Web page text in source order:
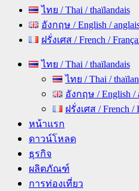
ไทย / Thai / thaïlandais
อังกฤษ / English /
ฝรั่งเศส / French /
Primary ไทย / Thai / thaïlandais
ไทย / Thai /
อังกฤษ / English /
ฝรั่งเศส / French /
หน้าแรก
ดาวน์โหลด
ธุรกิจ
ผลิตภัณฑ์
การท่องเที่ยว